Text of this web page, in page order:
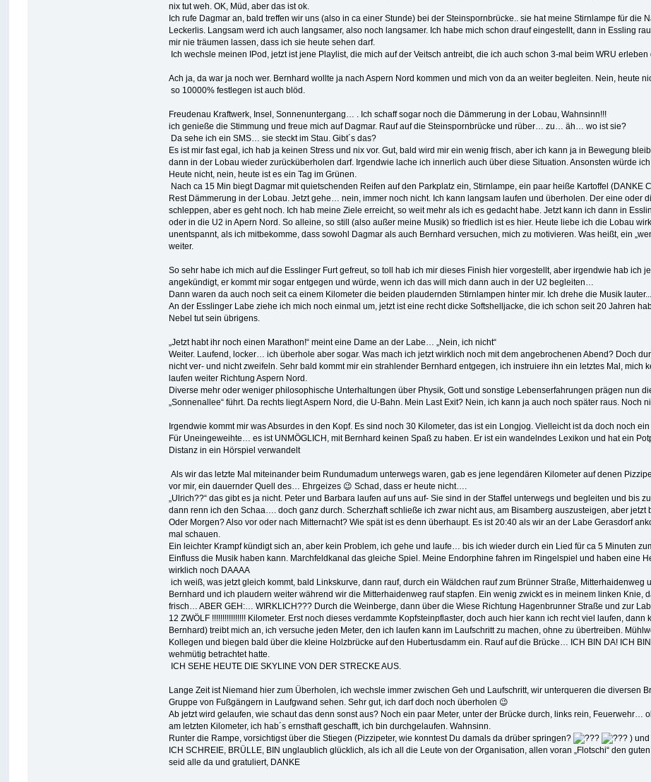
nix tut weh. OK, Müd, aber das ist ok.
Ich rufe Dagmar an, bald treffen wir uns (also in ca einer Stunde) bei der Steinspornbrücke.. sie hat meine Stirnlampe für die
Leckerlis. Langsam werd ich auch langsamer, also noch langsamer. Ich habe mich schon drauf eingestellt, dann in Essling
mir nie träumen lassen, dass ich sie heute sehen darf.
Ich wechsle meinen IPod, jetzt ist jene Playlist, die mich auf der Veitsch antreibt, die ich auch schon 3-mal beim WRU
Ach ja, da war ja noch wer. Bernhard wollte ja nach Aspern Nord kommen und mich von da an weiter begleiten. Nein, heute
so 10000% festlegen ist auch blöd.
Freudenau Kraftwerk, Insel, Sonnenuntergang… . Ich schaff sogar noch die Dämmerung in der Lobau, Wahnsinn!!!
ich genieße die Stimmung und freue mich auf Dagmar. Rauf auf die Steinspornbrücke und rüber… zu… äh… wo ist sie?
Da sehe ich ein SMS… sie steckt im Stau. Gibt´s das?
Es ist mir fast egal, ich hab ja keinen Stress und nix vor. Gut, bald wird mir ein wenig frisch, aber ich kann ja in Bewegung
dann in der Lobau wieder zurücküberholen darf. Irgendwie lache ich innerlich auch über diese Situation. Ansonsten würde
Heute nicht, nein, heute ist es ein Tag im Grünen.
Nach ca 15 Min biegt Dagmar mit quietschenden Reifen auf den Parkplatz ein, Stirnlampe, ein paar heiße Kartoffel (DANKE
Rest Dämmerung in der Lobau. Jetzt gehe… nein, immer noch nicht. Ich kann langsam laufen und überholen. Der eine oder
schleppen, aber es geht noch. Ich hab meine Ziele erreicht, so weit mehr als ich es gedacht habe. Jetzt kann ich dann in
oder in die U2 in Apern Nord. So alleine, so still (also außer meine Musik) so friedlich ist es hier. Heute liebe ich die Lobau
unentspannt, als ich mitbekomme, dass sowohl Dagmar als auch Bernhard versuchen, mich zu motivieren. Was heißt, ein
weiter.
So sehr habe ich mich auf die Esslinger Furt gefreut, so toll hab ich mir dieses Finish hier vorgestellt, aber irgendwie hab ich
angekündigt, er kommt mir sogar entgegen und würde, wenn ich das will mich dann auch in der U2 begleiten…
Dann waren da auch noch seit ca einem Kilometer die beiden plaudernden Stirnlampen hinter mir. Ich drehe die Musik
An der Esslinger Labe ziehe ich mich noch einmal um, jetzt ist eine recht dicke Softshelljacke, die ich schon seit 20 Jahren
Nebel tut sein übrigens.
„Jetzt habt ihr noch einen Marathon!“ meint eine Dame an der Labe… „Nein, ich nicht“
Weiter. Laufend, locker… ich überhole aber sogar. Was mach ich jetzt wirklich noch mit dem angebrochenen Abend? Doch
nicht ver- und nicht zweifeln. Sehr bald kommt mir ein strahlender Bernhard entgegen, ich instruiere ihn ein letztes Mal, mich
laufen weiter Richtung Aspern Nord.
Diverse mehr oder weniger philosophische Unterhaltungen über Physik, Gott und sonstige Lebenserfahrungen prägen nun
„Sonnenallee“ führt. Da rechts liegt Aspern Nord, die U-Bahn. Mein Last Exit? Nein, ich kann ja auch noch später raus. Noch
Irgendwie kommt mir was Absurdes in den Kopf. Es sind noch 30 Kilometer, das ist ein Longjog. Vielleicht ist da doch noch
Für Uneingeweihte… es ist UNMÖGLICH, mit Bernhard keinen Spaß zu haben. Er ist ein wandelndes Lexikon und hat ein
Distanz in ein Hörspiel verwandelt
Als wir das letzte Mal miteinander beim Rundumadum unterwegs waren, gab es jene legendären Kilometer auf denen
vor mir, ein dauernder Quell des… Ehrgeizes 😉 Schad, dass er heute nicht….
„Ulrich??“ das gibt es ja nicht. Peter und Barbara laufen auf uns auf- Sie sind in der Staffel unterwegs und begleiten und bis
dann renn ich den Schaa…. doch ganz durch. Scherzhaft schließe ich zwar nicht aus, am Bisamberg auszusteigen, aber
Oder Morgen? Also vor oder nach Mitternacht? Wie spät ist es denn überhaupt. Es ist 20:40 als wir an der Labe Gerasdorf
mal schauen.
Ein leichter Krampf kündigt sich an, aber kein Problem, ich gehe und laufe… bis ich wieder durch ein Lied für ca 5 Minuten
Einfluss die Musik haben kann. Marchfeldkanal das gleiche Spiel. Meine Endorphine fahren im Ringelspiel und haben eine
wirklich noch DAAAA
ich weiß, was jetzt gleich kommt, bald Linkskurve, dann rauf, durch ein Wäldchen rauf zum Brünner Straße, Mitterhaidenweg
Bernhard und ich plaudern weiter während wir die Mitterhaidenweg rauf stapfen. Ein wenig zwickt es in meinem linken Knie,
frisch… ABER GEH:… WIRKLICH??? Durch die Weinberge, dann über die Wiese Richtung Hagenbrunner Straße und zur
12 ZWÖLF !!!!!!!!!!!!!!!! Kilometer. Erst noch dieses verdammte Kopfsteinpflaster, doch auch hier kann ich recht viel laufen,
Bernhard) treibt mich an, ich versuche jeden Meter, den ich laufen kann im Laufschritt zu machen, ohne zu übertreiben.
Kollegen und biegen bald über die kleine Holzbrücke auf den Hubertusdamm ein. Rauf auf die Brücke… ICH BIN DA! ICH
wehmütig betrachtet hatte.
ICH SEHE HEUTE DIE SKYLINE VON DER STRECKE AUS.
Lange Zeit ist Niemand hier zum Überholen, ich wechsle immer zwischen Geh und Laufschritt, wir unterqueren die diversen
Gruppe von Fußgängern in Laufgwand sehen. Sehr gut, ich darf doch noch überholen 😉
Ab jetzt wird gelaufen, wie schaut das denn sonst aus? Noch ein paar Meter, unter der Brücke durch, links rein, Feuerwehr…
am letzten Kilometer, ich hab´s ernsthaft geschafft, ich bin durchgelaufen. Wahnsinn.
Runter die Rampe, vorsichtigst über die Stiegen (Pizzipeter, wie konntest Du damals da drüber springen?
)
ICH SCHREIE, BRÜLLE, BIN unglaublich glücklich, als ich all die Leute von der Organisation, allen voran „Flotschi“ den
seid alle da und gratuliert, DANKE